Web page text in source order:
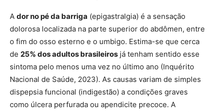
A dor no pé da barriga (epigastralgia) é a sensação
dolorosa localizada na parte superior do abdômen, entre
o fim do osso esterno e o umbigo. Estima-se que cerca
de 25% dos adultos brasileiros já tenham sentido esse
sintoma pelo menos uma vez no último ano (Inquérito
Nacional de Saúde, 2023). As causas variam de simples
dispepsia funcional (indigestão) a condições graves
como úlcera perfurada ou apendicite precoce. A